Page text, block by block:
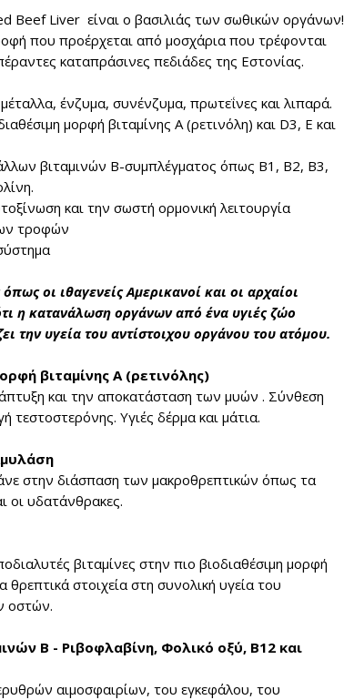
Beef Liver είναι ο βασιλιάς των σωθικών οργάνων!
που προέρχεται από μοσχάρια που τρέφονται
καταπράσινες πεδιάδες της Εστονίας.
ένζυμα, συνένζυμα, πρωτεΐνες και λιπαρά.
μορφή βιταμίνης Α (ρετινόλη) και D3, Ε και
βιταμινών B-συμπλέγματος όπως B1, B2, B3,
και την σωστή ορμονική λειτουργία
τροφών
οι ιθαγενείς Αμερικανοί και οι αρχαίοι
η κατανάλωση οργάνων από ένα υγιές ζώο
την υγεία του αντίστοιχου οργάνου του ατόμου.
βιταμίνης Α (ρετινόλης)
και την αποκατάσταση των μυών . Σύνθεση
τεστοστερόνης. Υγιές δέρμα και μάτια.
στην διάσπαση των μακροθρεπτικών όπως τα
οι υδατάνθρακες.
βιταμίνες στην πιο βιοδιαθέσιμη μορφή
θρεπτικά στοιχεία στη συνολική υγεία του
οστών.
Β - Ριβοφλαβίνη, Φολικό οξύ, Β12 και
αιμοσφαιρίων, του εγκεφάλου, του